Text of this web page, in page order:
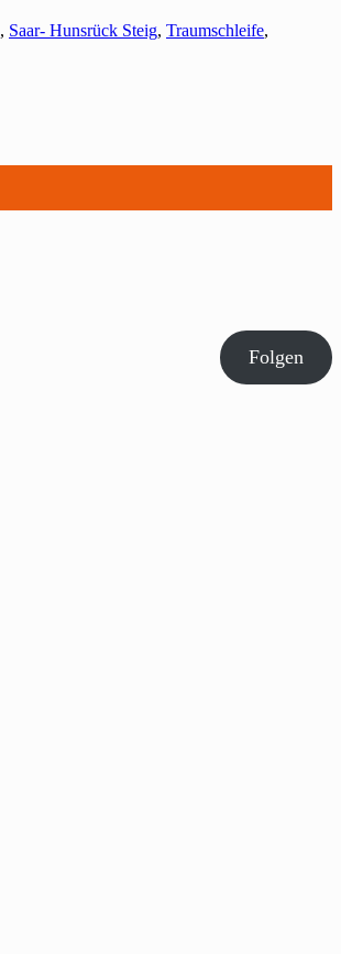
, Saar- Hunsrück Steig, Traumschleife,
Folgen